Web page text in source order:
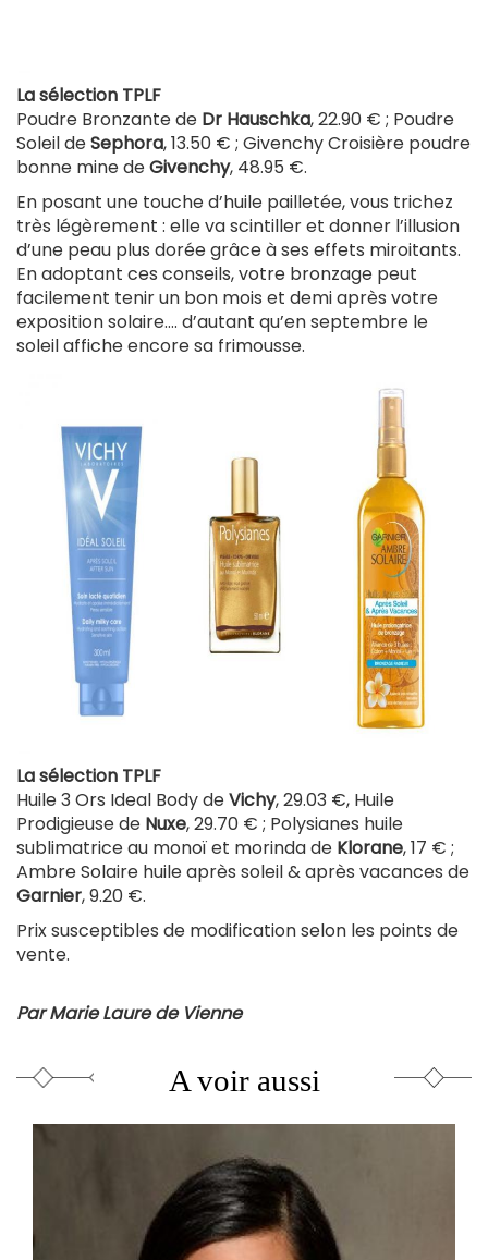
La sélection TPLF
Poudre Bronzante de Dr Hauschka, 22.90 € ; Poudre
Soleil deSephora, 13.50 € ; Givenchy Croisière poudre
bonne mine deGivenchy, 48.95 €.
En posant une touche d’huile pailletée, vous trichez
très légèrement : elle va scintiller et donner l’illusion
d’une peau plus dorée grâce à ses effets miroitants.
En adoptant ces conseils, votre bronzage peut
facilement tenir un bon mois et demi après votre
exposition solaire…. d’autant qu’en septembre le
soleil affiche encore sa frimousse.
La sélection TPLF
Huile 3 Ors Ideal Body deVichy, 29.03 €, Huile
Prodigieuse de Nuxe, 29.70 € ; Polysianes huile
sublimatrice au monoï et morinda de Klorane, 17 € ;
Ambre Solaire huile après soleil & après vacances de
Garnier, 9.20 €.
Prix susceptibles de modification selon les points de
vente.
Par Marie Laure de Vienne
A voir aussi